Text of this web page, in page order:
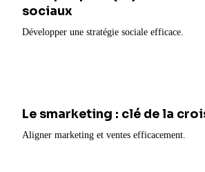
sociaux
Développer une stratégie sociale efficace.
Le smarketing : clé de la
Aligner marketing et ventes efficacement.